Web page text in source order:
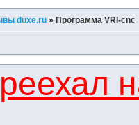
duxe.ru » Программа VRI-cnc